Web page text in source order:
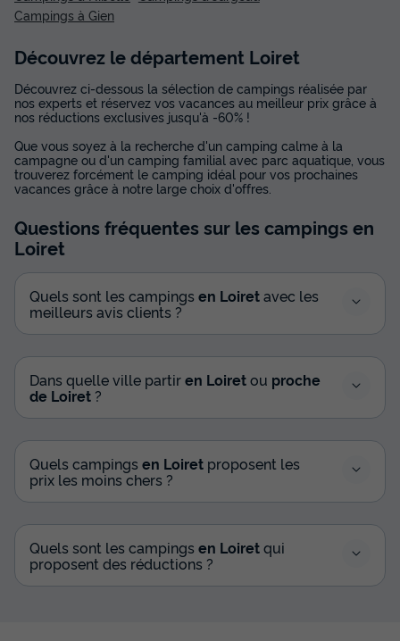
Campings à Gien
Découvrez le département Loiret
Découvrez ci-dessous la sélection de campings réalisée par
nos experts et réservez vos vacances au meilleur prix grâce à
nos réductions exclusives jusqu'à -60% !
Que vous soyez à la recherche d'un camping calme à la
campagne ou d'un camping familial avec parc aquatique, vous
trouverez forcément le camping idéal pour vos prochaines
vacances grâce à notre large choix d'offres.
Questions fréquentes sur les campings en
Loiret
Quels sont les campings en Loiretavec les
meilleurs avis clients ?
Dans quelle ville partiren Loiretou proche
de Loiret ?
Quels campings en Loiret proposent les
prix les moins chers ?
Quels sont les campings en Loiretqui
proposent des réductions ?